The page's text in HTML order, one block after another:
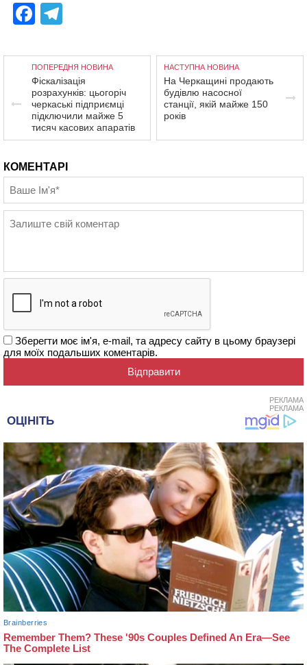
Facebook
ПОПЕРЕДНЯ НОВИНА
Фіскалізація
розрахунків: цьогоріч
черкаські підприємці
підключили майже 5
тисяч касових апаратів
НАСТУПНА НОВИНА
На Черкащині продають
будівлю насосної
станції, якій майже 150
років
КОМЕНТАРІ
Зберегти моє ім'я, e-mail, та адресу сайту в цьому браузері
для моїх подальших коментарів.
РЕКЛАМА
РЕКЛАМА